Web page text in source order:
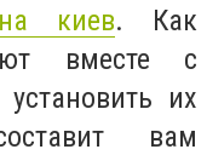
киев. Как
вместе с
их
вам